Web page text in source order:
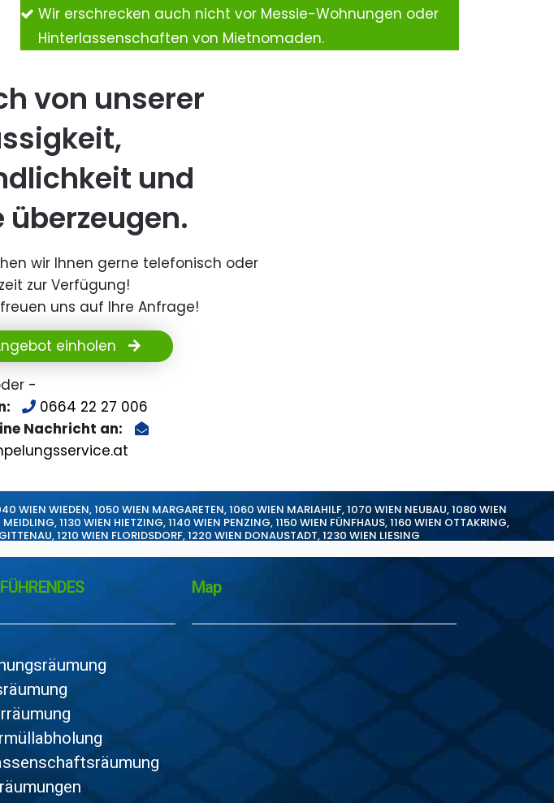
Wir erschrecken auch nicht vor Messie-Wohnungen oder
Hinterlassenschaften von Mietnomaden.
von unserer
und
wir Ihnen gerne telefonisch oder
zur Verfügung!
uns auf Ihre Anfrage!
einholen
-
0664 22 27 006
Nachricht an:
WIEN WIEDEN,1050 WIEN MARGARETEN,1060 WIEN MARIAHILF,1070 WIEN NEUBAU,1080 WIEN
MEIDLING,1130 WIEN HIETZING,1140 WIEN PENZING,1150 WIEN FÜNFHAUS,1160 WIEN OTTAKRING,
,1210 WIEN FLORIDSDORF,1220 WIEN DONAUSTADT,1230 WIEN LIESING
Map